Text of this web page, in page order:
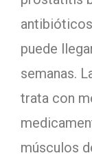
puede
semanas.
trata con
músculos